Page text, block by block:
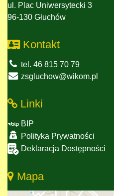
ul. Plac Uniwersytecki 3
96-130 Głuchów
Kontakt
tel. 46 815 70 79
zsgluchow@wikom.pl
Linki
BIP
Polityka Prywatności
Deklaracja Dostępności
Mapa